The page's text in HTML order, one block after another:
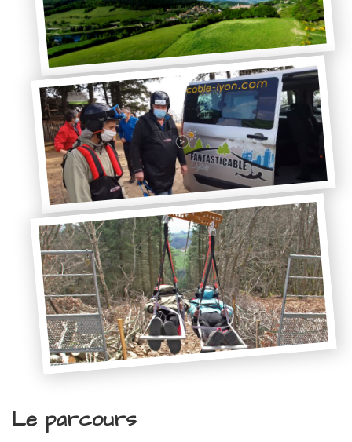
Le parcours